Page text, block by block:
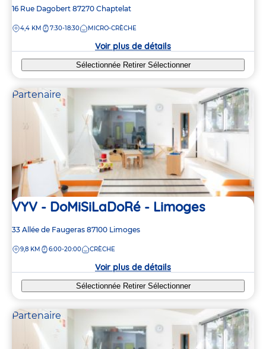
Adresse
la
16 Rue Dagobert 87270 Chaptelat
DISTANCE
4,4 KM 7:30-18:30 MICRO-CRÈCHE
Voir plus de détails
Sélectionnée Retirer Sélectionner
Partenaire
VYV - DoMiSiLaDoRé - Limoges
Adresse
la
33 Allée de Faugeras 87100 Limoges
DISTANCE
9,8 KM 6:00-20:00 CRÈCHE
Voir plus de détails
Sélectionnée Retirer Sélectionner
Partenaire